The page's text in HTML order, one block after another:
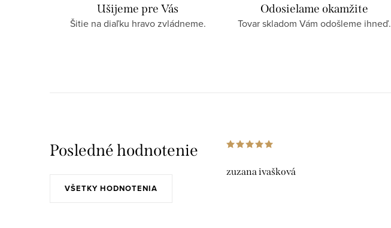
Ušijeme pre Vás
Šitie na diaľku hravo zvládneme.
Odosielame okamžite
Tovar skladom Vám odošleme ihneď.
Posledné hodnotenie
VŠETKY HODNOTENIA
zuzana ivašková